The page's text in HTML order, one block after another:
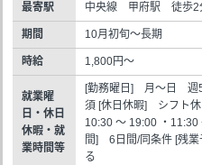
最寄駅 中央線 甲府駅 徒歩2
期間 10月初旬～長期
時給 1,800円～
就業曜
日・休日
休暇・就
業時間等
[勤務曜日] 月～日 週
須 [休日休暇] シフト
10:30 ～ 19:00 ・11:30
間] 6日間/同条件 [残
る